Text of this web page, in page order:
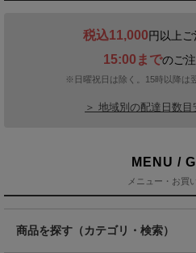
税込11,000円以上
15:00までのご
※日曜祝日は除く。15時以降は
＞ 地域別の配達日数
MENU /
メニュー・お買
商品を探す（カテゴリ・検索）